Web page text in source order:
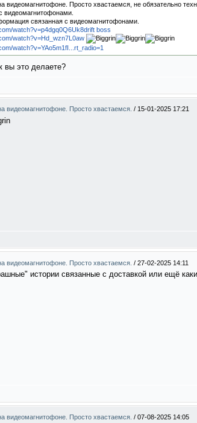
видеомагнитофоне. Просто хвастаемся, не обязательно
видеомагнитофонами.
связанная с видеомагнитофонами.
watch?v=p4dgq0Q6Uk8drift boss
watch?v=Hd_wzn7L0aw
watch?v=YAo5m1fI...rt_radio=1
вы это делаете?
видеомагнитофоне. Просто хвастаемся. / 15-01-2025 17:21
видеомагнитофоне. Просто хвастаемся. / 27-02-2025 14:11
истории связанные с доставкой или ещё
видеомагнитофоне. Просто хвастаемся. / 07-08-2025 14:05